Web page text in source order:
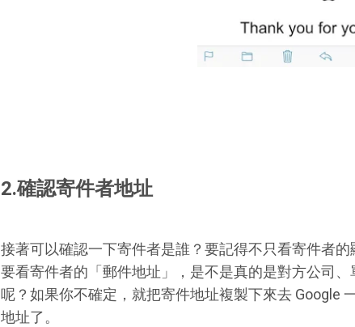
2.確認寄件者地址
接著可以確認一下寄件者是誰？要記得不只看寄件者
要看寄件者的「郵件地址」，是不是真的是對方公司
呢？如果你不確定，就把寄件地址複製下來去 Google
地址了。